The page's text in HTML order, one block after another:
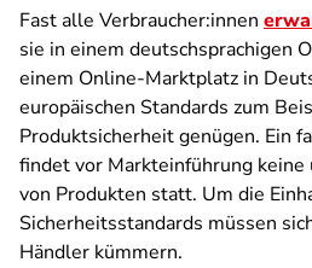
Fast alle Verbraucher:innen
sie in einem deutschsprachigen
einem Online-Marktplatz in
europäischen Standards zum
Produktsicherheit genügen. Ein
findet vor Markteinführung keine
von Produkten statt. Um die
Sicherheitsstandards müssen
Händler kümmern.